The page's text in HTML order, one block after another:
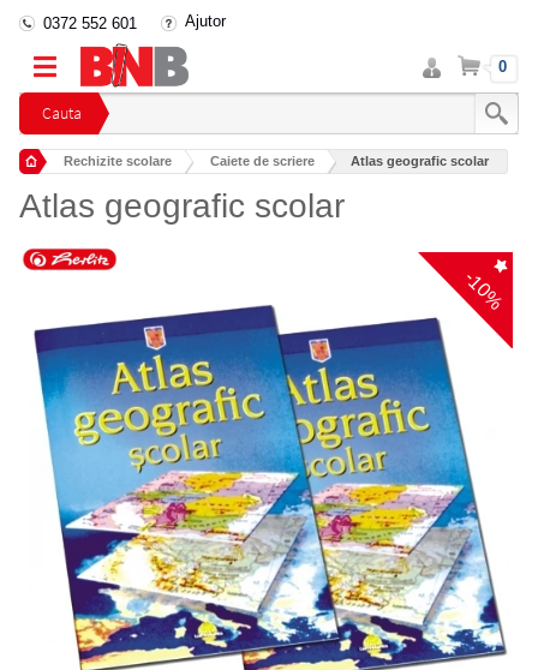
Cauta
0372 552 601 Ajutor
Intra
in
cont
Cos 0
Rechizite scolare Caiete de scriere Atlas geografic scolar
Atlas geografic scolar
-10%